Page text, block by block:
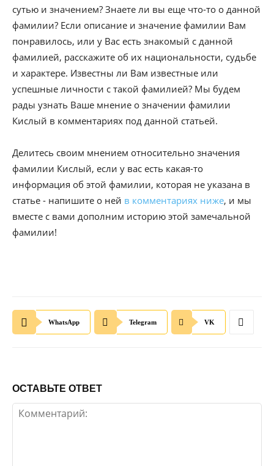
сутью и значением? Знаете ли вы еще что-то о данной
фамилии? Если описание и значение фамилии Вам
понравилось, или у Вас есть знакомый с данной
фамилией, расскажите об их национальности, судьбе
и характере. Известны ли Вам известные или
успешные личности с такой фамилией? Мы будем
рады узнать Ваше мнение о значении фамилии
Кислый в комментариях под данной статьей.
Делитесь своим мнением относительно значения
фамилии Кислый, если у вас есть какая-то
информация об этой фамилии, которая не указана в
статье - напишите о ней в комментариях ниже, и мы
вместе с вами дополним историю этой замечальной
фамилии!
WhatsApp Telegram VK
ОСТАВЬТЕ ОТВЕТ